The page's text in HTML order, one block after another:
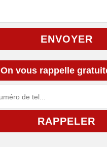
On vous rappelle